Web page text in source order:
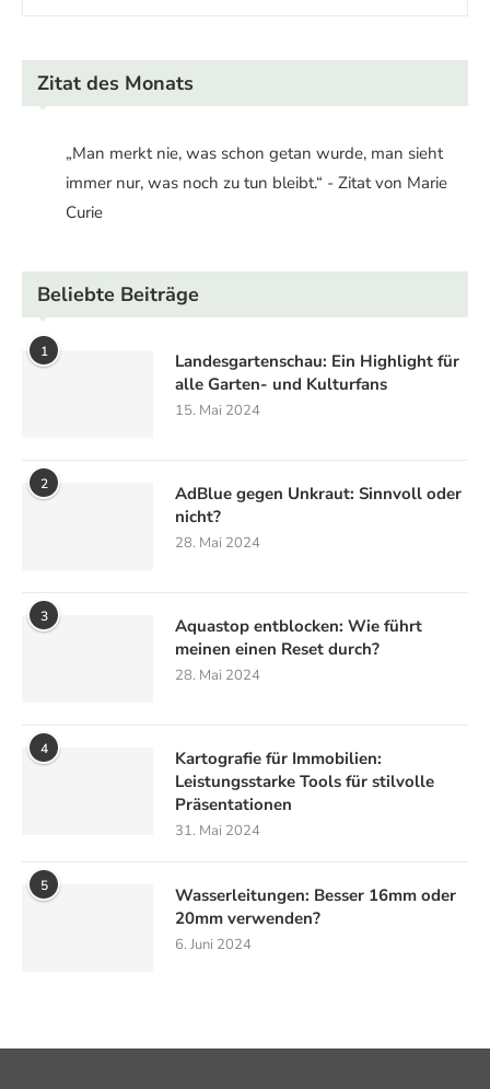
Zitat des Monats
„Man merkt nie, was schon getan wurde, man sieht
immer nur, was noch zu tun bleibt.“ - Zitat von Marie
Curie
Beliebte Beiträge
1
Landesgartenschau: Ein Highlight für
alle Garten- und Kulturfans
15. Mai 2024
2
AdBlue gegen Unkraut: Sinnvoll oder
nicht?
28. Mai 2024
3
Aquastop entblocken: Wie führt
meinen einen Reset durch?
28. Mai 2024
4
Kartografie für Immobilien:
Leistungsstarke Tools für stilvolle
Präsentationen
31. Mai 2024
5
Wasserleitungen: Besser 16mm oder
20mm verwenden?
6. Juni 2024